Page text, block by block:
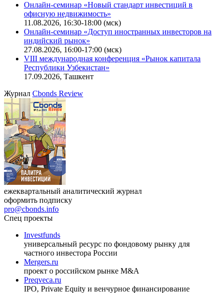
Онлайн-семинар «Новый стандарт инвестиций в
офисную недвижимость»
11.08.2026, 16:30-18:00 (мск)
Онлайн-семинар «Доступ иностранных инвесторов на
индийский рынок»
27.08.2026, 16:00-17:00 (мск)
VIII международная конференция «Рынок капитала
Республики Узбекистан»
17.09.2026, Ташкент
Журнал Cbonds Review
ежеквартальный аналитический журнал
оформить подписку
pro@cbonds.info
Спец проекты
Investfunds
универсальный ресурс по фондовому рынку для
частного инвестора России
Mergers.ru
проект о российском рынке M&A
Preqveca.ru
IPO, Private Equity и венчурное финансирование